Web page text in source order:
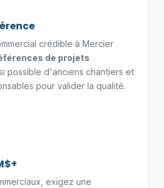
crédible à Mercier
de projets
possible d'anciens chantiers et
pour valider la qualité.
exigez une